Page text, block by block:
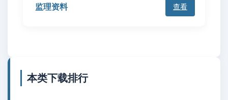
监理资料 查看
本类下载排行